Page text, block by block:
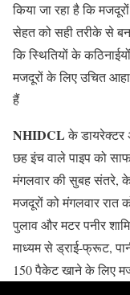
किया जा रहा है कि
सेहत को सही तरीके से
कि स्थितियों के
मजदूरों के लिए उचित
हैं
NHIDCLके डायरेक्टर
छह इंच वाले पाइप को
मंगलवार की सुबह संतरे,
मजदूरों को मंगलवार
पुलाव और मटर पनीर
माध्यम से ड्राई-फ्रूट,
150 पैकेट खाने के लिए